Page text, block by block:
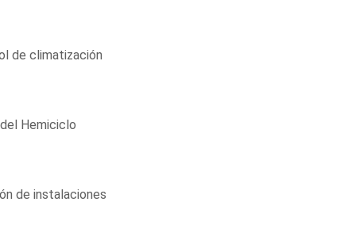
de climatización
Hemiciclo
de instalaciones